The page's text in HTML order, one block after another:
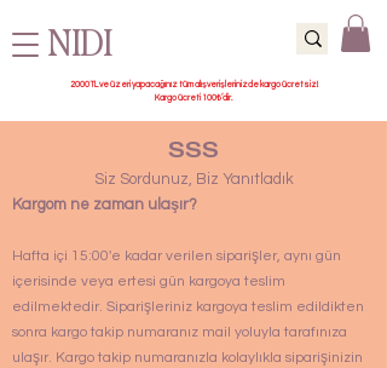
NIDI
2000 TL ve üzeri yapacağınız tüm alışverişlerinizde kargo ücretsiz!
Kargo ücreti 100₺’dir.
SSS
Siz Sordunuz, Biz Yanıtladık
Kargom ne zaman ulaşır?
Hafta içi 15:00'e kadar verilen siparişler, aynı gün
içerisinde veya ertesi gün kargoya teslim
edilmektedir. Siparişleriniz kargoya teslim edildikten
sonra kargo takip numaranız mail yoluyla tarafınıza
ulaşır. Kargo takip numaranızla kolaylıkla siparişinizin